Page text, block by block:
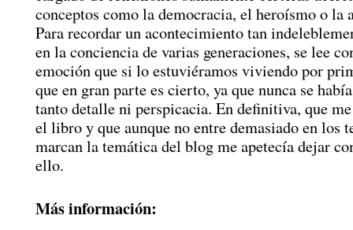
conceptos como la democracia, el heroísmo o la
Para recordar un acontecimiento tan
en la conciencia de varias generaciones, se lee
emoción que si lo estuviéramos viviendo por
que en gran parte es cierto, ya que nunca se
tanto detalle ni perspicacia. En definitiva, que
el libro y que aunque no entre demasiado en los
marcan la temática del blog me apetecía dejar
ello.
Más información: